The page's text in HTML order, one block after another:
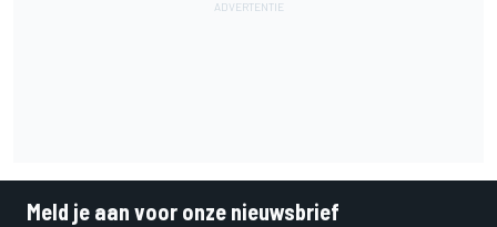
Meld je aan voor onze nieuwsbrief